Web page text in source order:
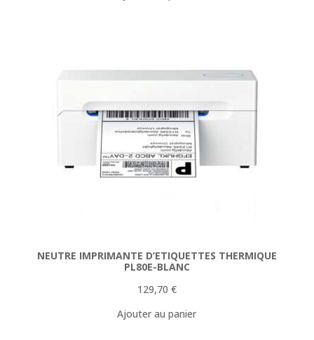
NEUTRE IMPRIMANTE D’ETIQUETTES THERMIQUE
PL80E-BLANC
129,70 €
Ajouter au panier